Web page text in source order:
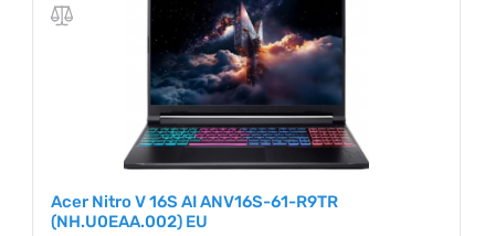
Acer Nitro V 16S AI ANV16S-61-R9TR
(NH.U0EAA.002) EU